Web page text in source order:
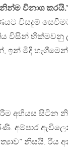
විනාශ
විසදුම්
විසින්
මිදී
අභියස සිටින
අම්පාර
නිසයි.